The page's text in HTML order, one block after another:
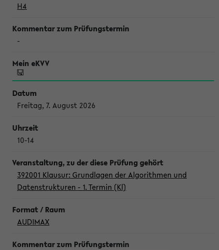
H4
-
Freitag, 7. August 2026
10-14
392001 Klausur: Grundlagen der Algorithmen und
Datenstrukturen - 1. Termin (Kl)
AUDIMAX